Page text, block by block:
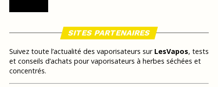
SITES PARTENAIRES
Suivez toute l’actualité des vaporisateurs sur LesVapos, tests
et conseils d’achats pour vaporisateurs à herbes séchées et
concentrés.